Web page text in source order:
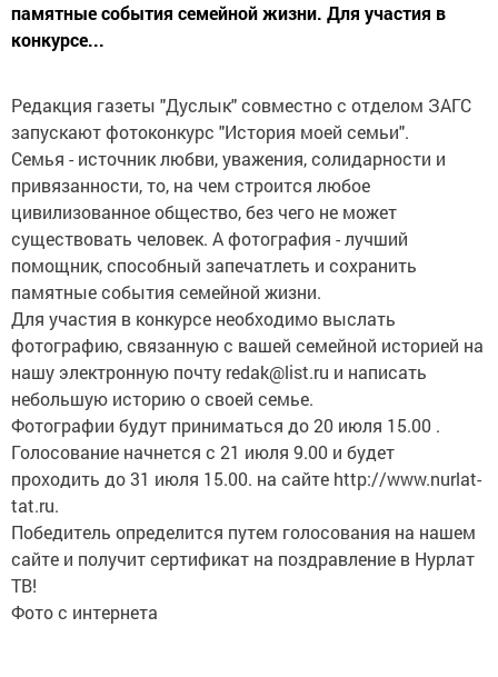
памятные события семейной жизни. Для участия в
конкурсе...
Редакция газеты "Дуслык" совместно с отделом ЗАГС
запускают фотоконкурс "История моей семьи".
Семья - источник любви, уважения, солидарности и
привязанности, то, на чем строится любое
цивилизованное общество, без чего не может
существовать человек. А фотография - лучший
помощник, способный запечатлеть и сохранить
памятные события семейной жизни.
Для участия в конкурсе необходимо выслать
фотографию, связанную с вашей семейной историей на
нашу электронную почту redak@list.ru и написать
небольшую историю о своей семье.
Фотографии будут приниматься до 20 июля 15.00 .
Голосование начнется с 21 июля 9.00 и будет
проходить до 31 июля 15.00. на сайте http://www.nurlat-
tat.ru.
Победитель определится путем голосования на нашем
сайте и получит сертификат на поздравление в Нурлат
ТВ!
Фото с интернета